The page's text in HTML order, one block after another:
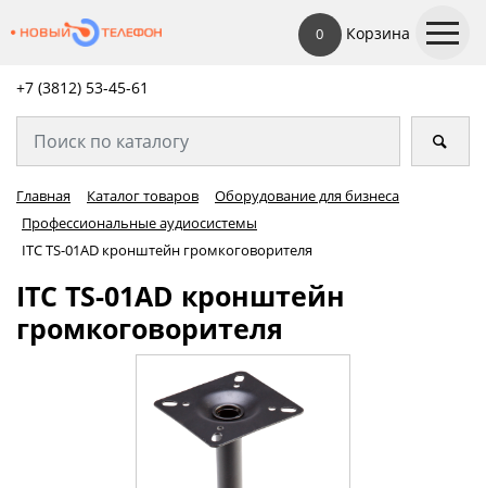
0 Корзина
+7 (3812) 53-45-61
Главная Каталог товаров
Оборудование для бизнеса
Профессиональные аудиосистемы
ITC TS-01AD кронштейн громкоговорителя
ITC TS-01AD кронштейн
громкоговорителя